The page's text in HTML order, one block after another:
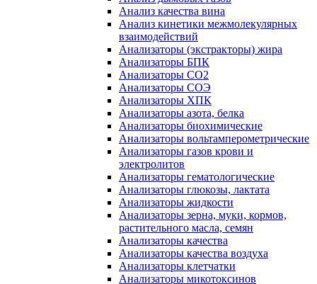
Анализ качества вина
Анализ кинетики межмолекулярных
взаимодействий
Анализаторы (экстракторы) жира
Анализаторы БПК
Анализаторы СО2
Анализаторы СОЭ
Анализаторы ХПК
Анализаторы азота, белка
Анализаторы биохимические
Анализаторы вольтамперометрические
Анализаторы газов крови и
электролитов
Анализаторы гематологические
Анализаторы глюкозы, лактата
Анализаторы жидкости
Анализаторы зерна, муки, кормов,
растительного масла, семян
Анализаторы качества
Анализаторы качества воздуха
Анализаторы клетчатки
Анализаторы микотоксинов